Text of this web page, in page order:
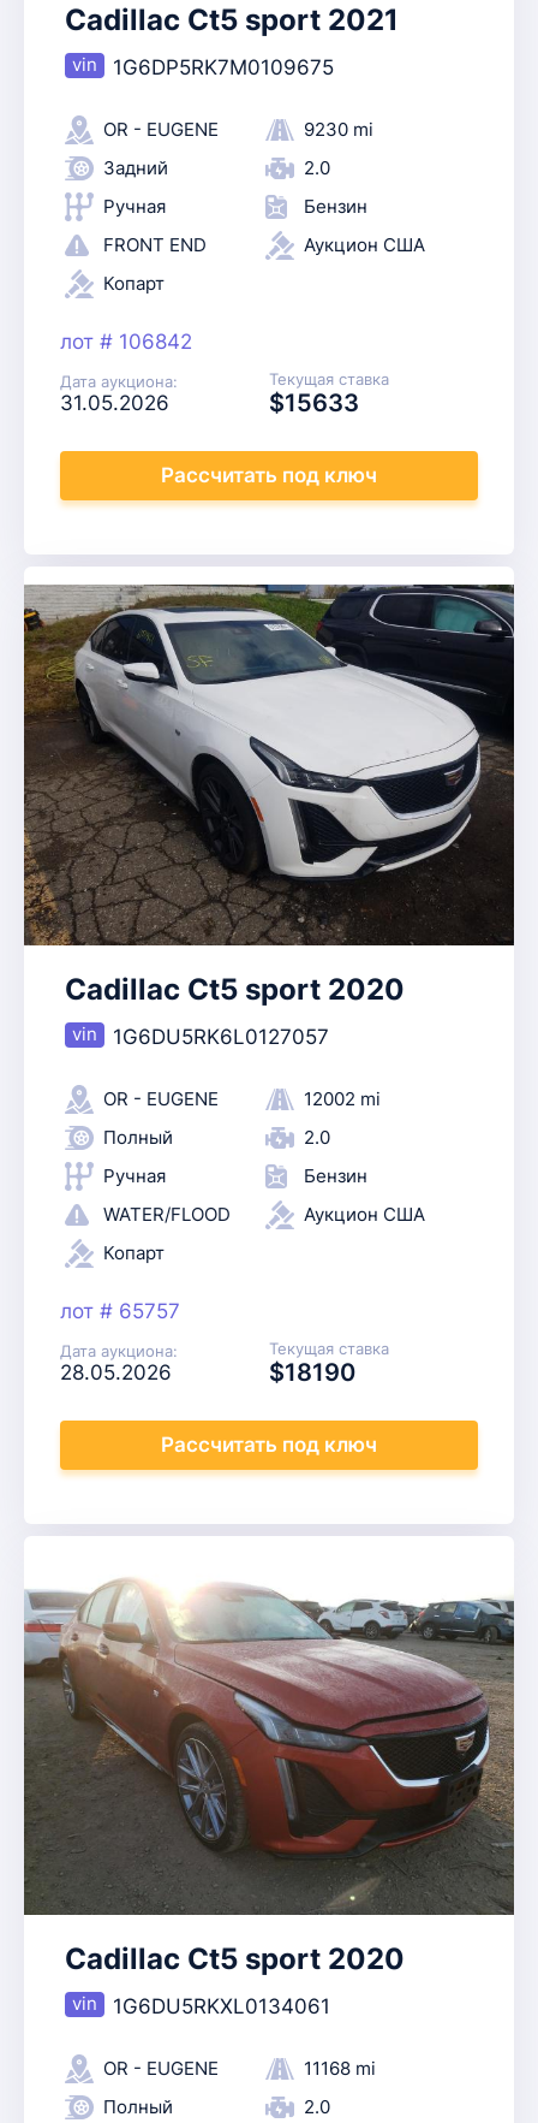
Cadillac Ct5 sport 2021
1G6DP5RK7M0109675
OR - EUGENE
9230 mi
Задний
2.0
Ручная
Бензин
FRONT END
Аукцион США
Копарт
лот # 106842
Дата аукциона:
31.05.2026
Текущая ставка
$15633
Рассчитать под ключ
Cadillac Ct5 sport 2020
1G6DU5RK6L0127057
OR - EUGENE
12002 mi
Полный
2.0
Ручная
Бензин
WATER/FLOOD
Аукцион США
Копарт
лот # 65757
Дата аукциона:
28.05.2026
Текущая ставка
$18190
Рассчитать под ключ
Cadillac Ct5 sport 2020
1G6DU5RKXL0134061
OR - EUGENE
11168 mi
Полный
2.0